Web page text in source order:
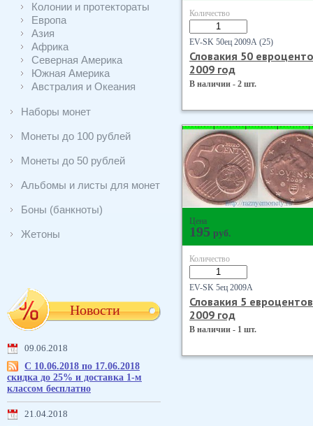
Колонии и протектораты
Европа
Азия
Африка
Северная Америка
Южная Америка
Австралия и Океания
Наборы монет
Монеты до 100 рублей
Монеты до 50 рублей
Альбомы и листы для монет
Боны (банкноты)
Жетоны
Новости
09.06.2018
С 10.06.2018 по 17.06.2018
скидка до 25% и доставка 1-м
классом бесплатно
21.04.2018
Количество
EV-SK 50ец 2009А (25)
Словакия 50
2009 год
В наличии - 2 шт.
Цена
195 руб.
Количество
EV-SK 5ец 2009А
Словакия 5 евроцентов
2009 год
В наличии - 1 шт.